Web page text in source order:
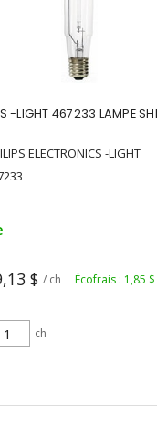
-LIGHT 467233 LAMPE
ELECTRONICS -LIGHT
$ / ch Écofrais : 1,85 $
ch